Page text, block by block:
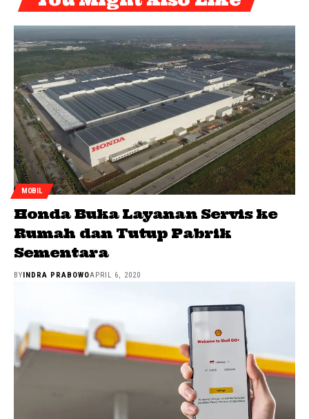
MOBIL
Honda Buka Layanan Servis ke
Rumah dan Tutup Pabrik
Sementara
BYINDRA PRABOWOAPRIL 6, 2020